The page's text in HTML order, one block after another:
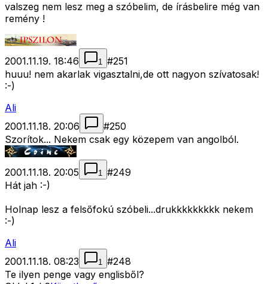
valszeg nem lesz meg a szóbelim, de írásbelire még van
remény !
2001.11.19. 18:46 1 #251
huuu! nem akarlak vigasztalni,de ott nagyon szívatosak!
:-)
Ali
2001.11.18. 20:06
#250
Szorítok... Nekem csak egy közepem van angolból.
2001.11.18. 20:05 1 #249
Hát jah :-)
Holnap lesz a felsőfokú szóbeli...drukkkkkkkkk nekem
:-)
Ali
2001.11.18. 08:23
1 #248
Te ilyen penge vagy englisből?